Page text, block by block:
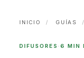
INICIO / GUÍAS /
DIFUSORES · 6 MIN